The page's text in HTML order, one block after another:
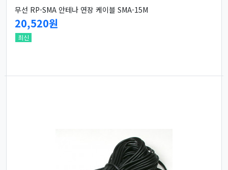
무선 RP-SMA 안테나 연장 케이블 SMA-15M
20,520원
최신